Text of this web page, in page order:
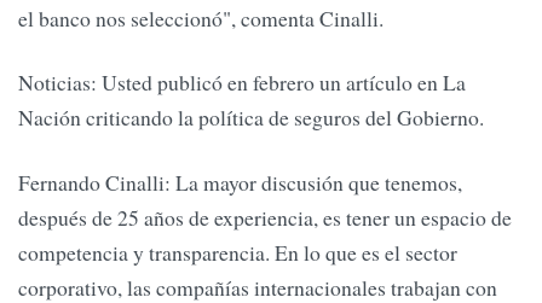
el banco nos seleccionó", comenta Cinalli.
Noticias: Usted publicó en febrero un artículo en La
Nación criticando la política de seguros del Gobierno.
Fernando Cinalli: La mayor discusión que tenemos,
después de 25 años de experiencia, es tener un espacio de
competencia y transparencia. En lo que es el sector
corporativo, las compañías internacionales trabajan con